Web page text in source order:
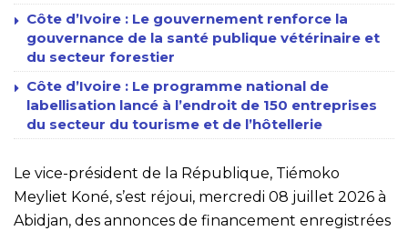
Côte d’Ivoire : Le gouvernement renforce la
gouvernance de la santé publique vétérinaire et
du secteur forestier
Côte d’Ivoire : Le programme national de
labellisation lancé à l’endroit de 150 entreprises
du secteur du tourisme et de l’hôtellerie
Le vice-président de la République, Tiémoko
Meyliet Koné, s’est réjoui, mercredi 08 juillet 2026 à
Abidjan, des annonces de financement enregistrées